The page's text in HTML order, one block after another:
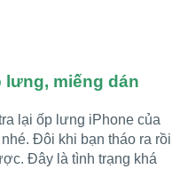
lưng, miếng dán
lại ốp lưng iPhone của
Đôi khi bạn tháo ra rồi
Đây là tình trạng khá